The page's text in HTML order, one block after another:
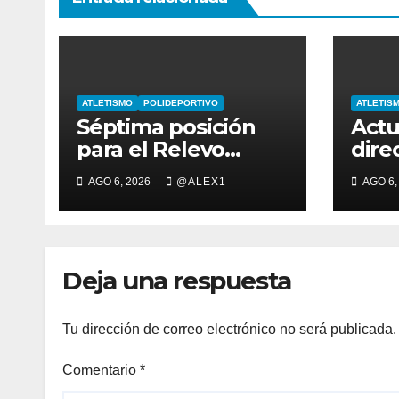
ATLETISMO POLIDEPORTIVO
Séptima posición
para el Relevo
4×400 Mixto, con la
algecireña Ana Alba
Ruiz De Diego, en el
AGO 6, 2026 @ALEX1
X
AGO
Deja una respuesta
Tu dirección de correo electrónico no será publicada.
Comentario *